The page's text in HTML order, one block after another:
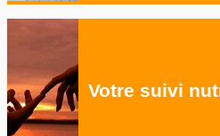
Votre suivi